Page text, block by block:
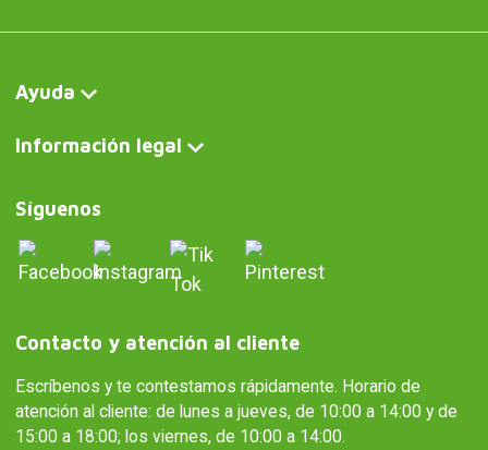
Ayuda
Información legal
Síguenos
Contacto y atención al cliente
Escríbenos y te contestamos rápidamente. Horario de
atención al cliente: de lunes a jueves, de 10:00 a 14:00 y de
15:00 a 18:00; los viernes, de 10:00 a 14:00.